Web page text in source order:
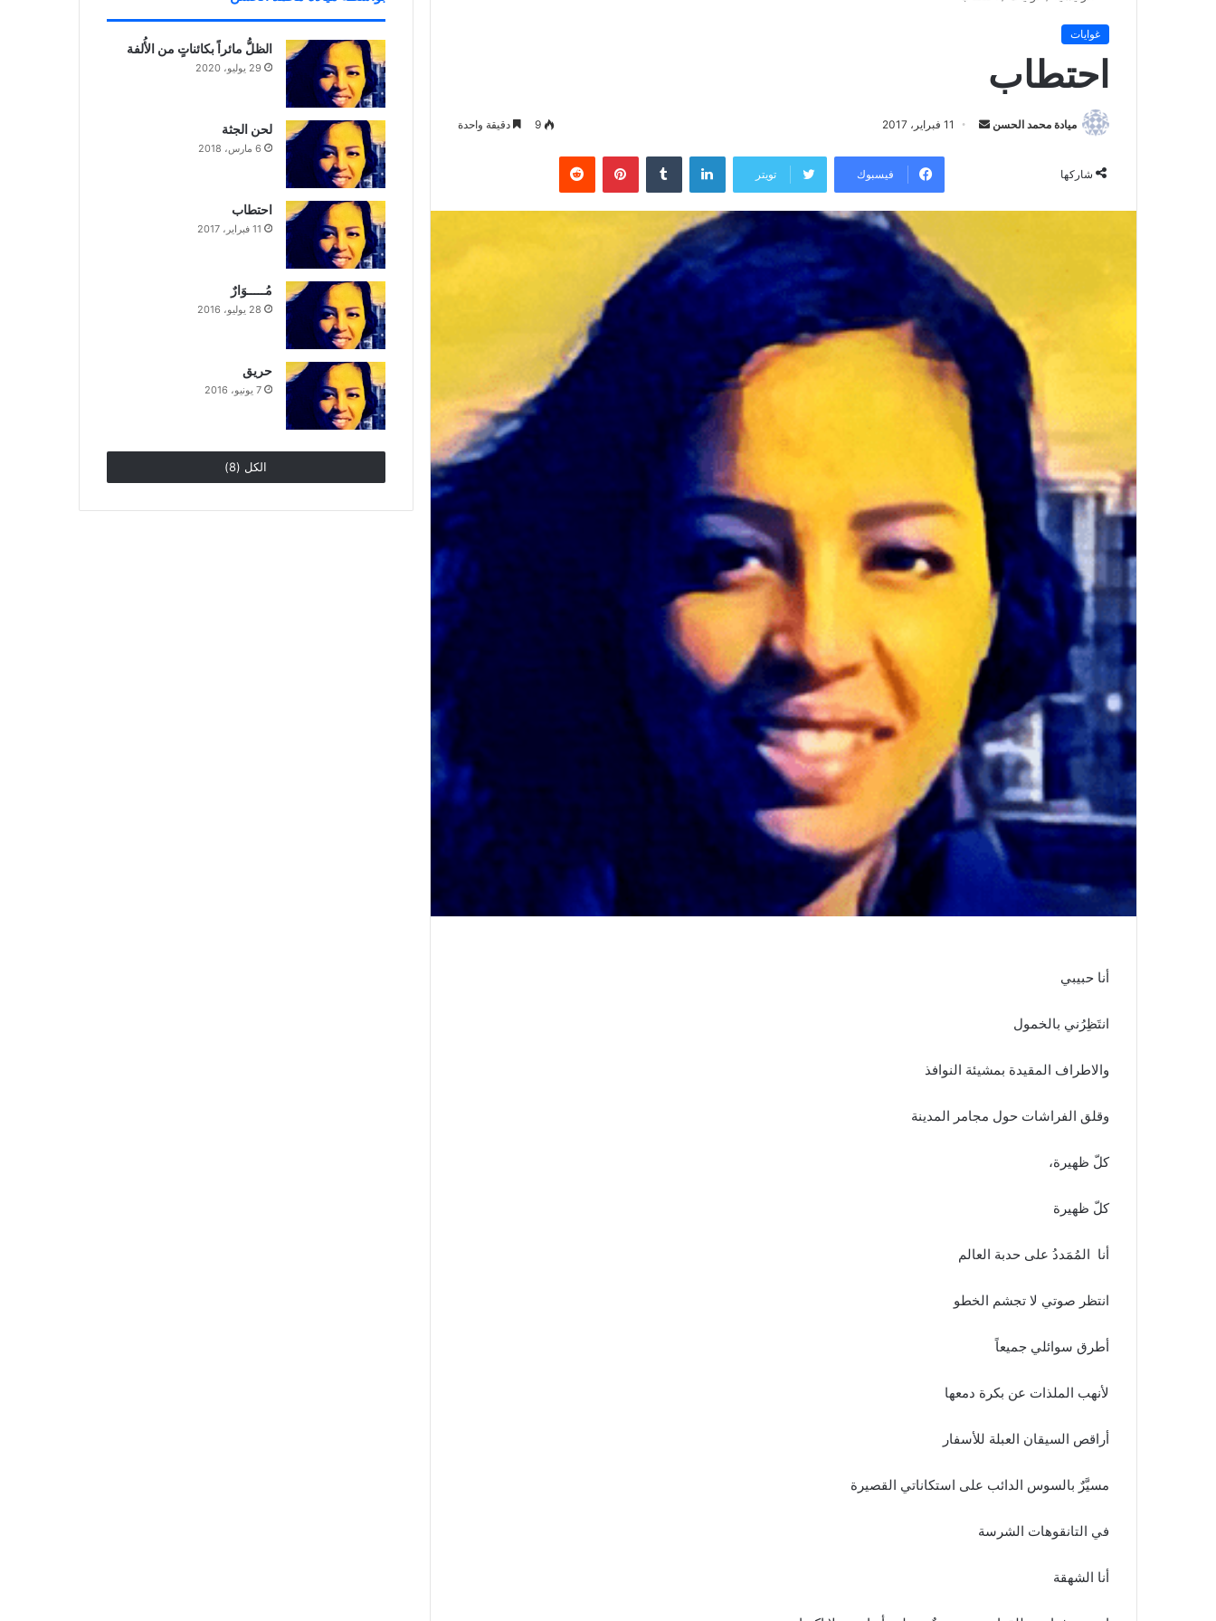
غوايات
احتطاب
ميادة محمد الحسن
ب
ا
و
ي
ا
11 فبراير، 2017 9 دقيقة واحدة
شاركها فيسبوك تويتر
لينكدإن بينتيريست
أنا حبيبي
انتَظِرُني بالخمول
والاطراف المقيدة بمشيئة النوافذ
وقلق الفراشات حول مجامر المدينة
كلّ ظهيرة،
كلّ ظهيرة
أنا المُمَددُ على حدبة العالم
انتظر صوتي لا تجشم الخطو
أطرق سوائلي جميعاً
لأنهب الملذات عن بكرة دمعها
أراقص السيقان العبلة للأسفار
مسيَّرٌ بالسوس الدائب على استكاناتي القصيرة
في التانقوهات الشرسة
أنا الشهقة
الظلُّ مائراً بكائناتٍ من الأُلفة
29 يوليو، 2020
لحن الجثة
6 مارس، 2018
احتطاب
11 فبراير، 2017
مُـــــوَارٌ
28 يوليو، 2016
حريق
7 يونيو، 2016
الكل (8)